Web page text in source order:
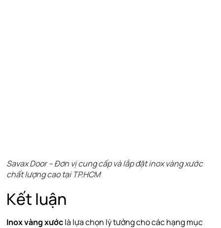
Savax Door – Đơn vị cung cấp và lắp đặt inox vàng xước
chất lượng cao tại TP.HCM
Kết luận
Inox vàng xướclà lựa chọn lý tưởng cho các hạng mục